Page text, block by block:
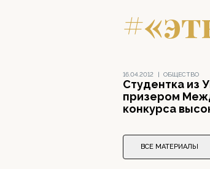
16.04.2012 | ОБЩЕСТВО
Студентка из
призером
конкурса
ВСЕ МАТЕРИАЛЫ